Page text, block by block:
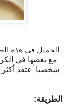
الجميل في هذه
مع بعضها في
شخصيا أعتقد
الطريقة: